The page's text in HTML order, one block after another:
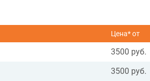
Цена* от
3500 руб.
3500 руб.